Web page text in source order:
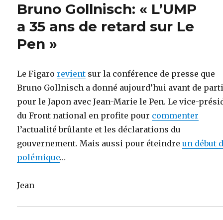
Bruno Gollnisch: « L’UMP
a 35 ans de retard sur Le
Pen »
Le Figarorevient sur la conférence de presse que
Bruno Gollnisch a donné aujourd’hui avant de
pour le Japon avec Jean-Marie le Pen. Le vice-
du Front national en profite pour commenter
l’actualité brûlante et les déclarations du
gouvernement. Mais aussi pour éteindreun début
polémique…
Jean